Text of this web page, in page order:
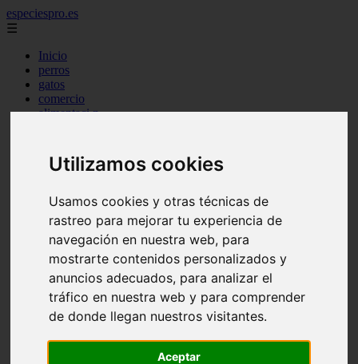
Utilizamos cookies
Usamos cookies y otras técnicas de
rastreo para mejorar tu experiencia de
navegación en nuestra web, para
mostrarte contenidos personalizados y
anuncios adecuados, para analizar el
tráfico en nuestra web y para comprender
de donde llegan nuestros visitantes.
Aceptar
especiespro.es
☰
Inicio
perros
gatos
comercio
alimentaci n
salud
tenencia responsable
mantenimiento
marketing
bienestar
peque os mam feros
legislaci n
peluquer a
accesorios
peluquer a canina
complementos